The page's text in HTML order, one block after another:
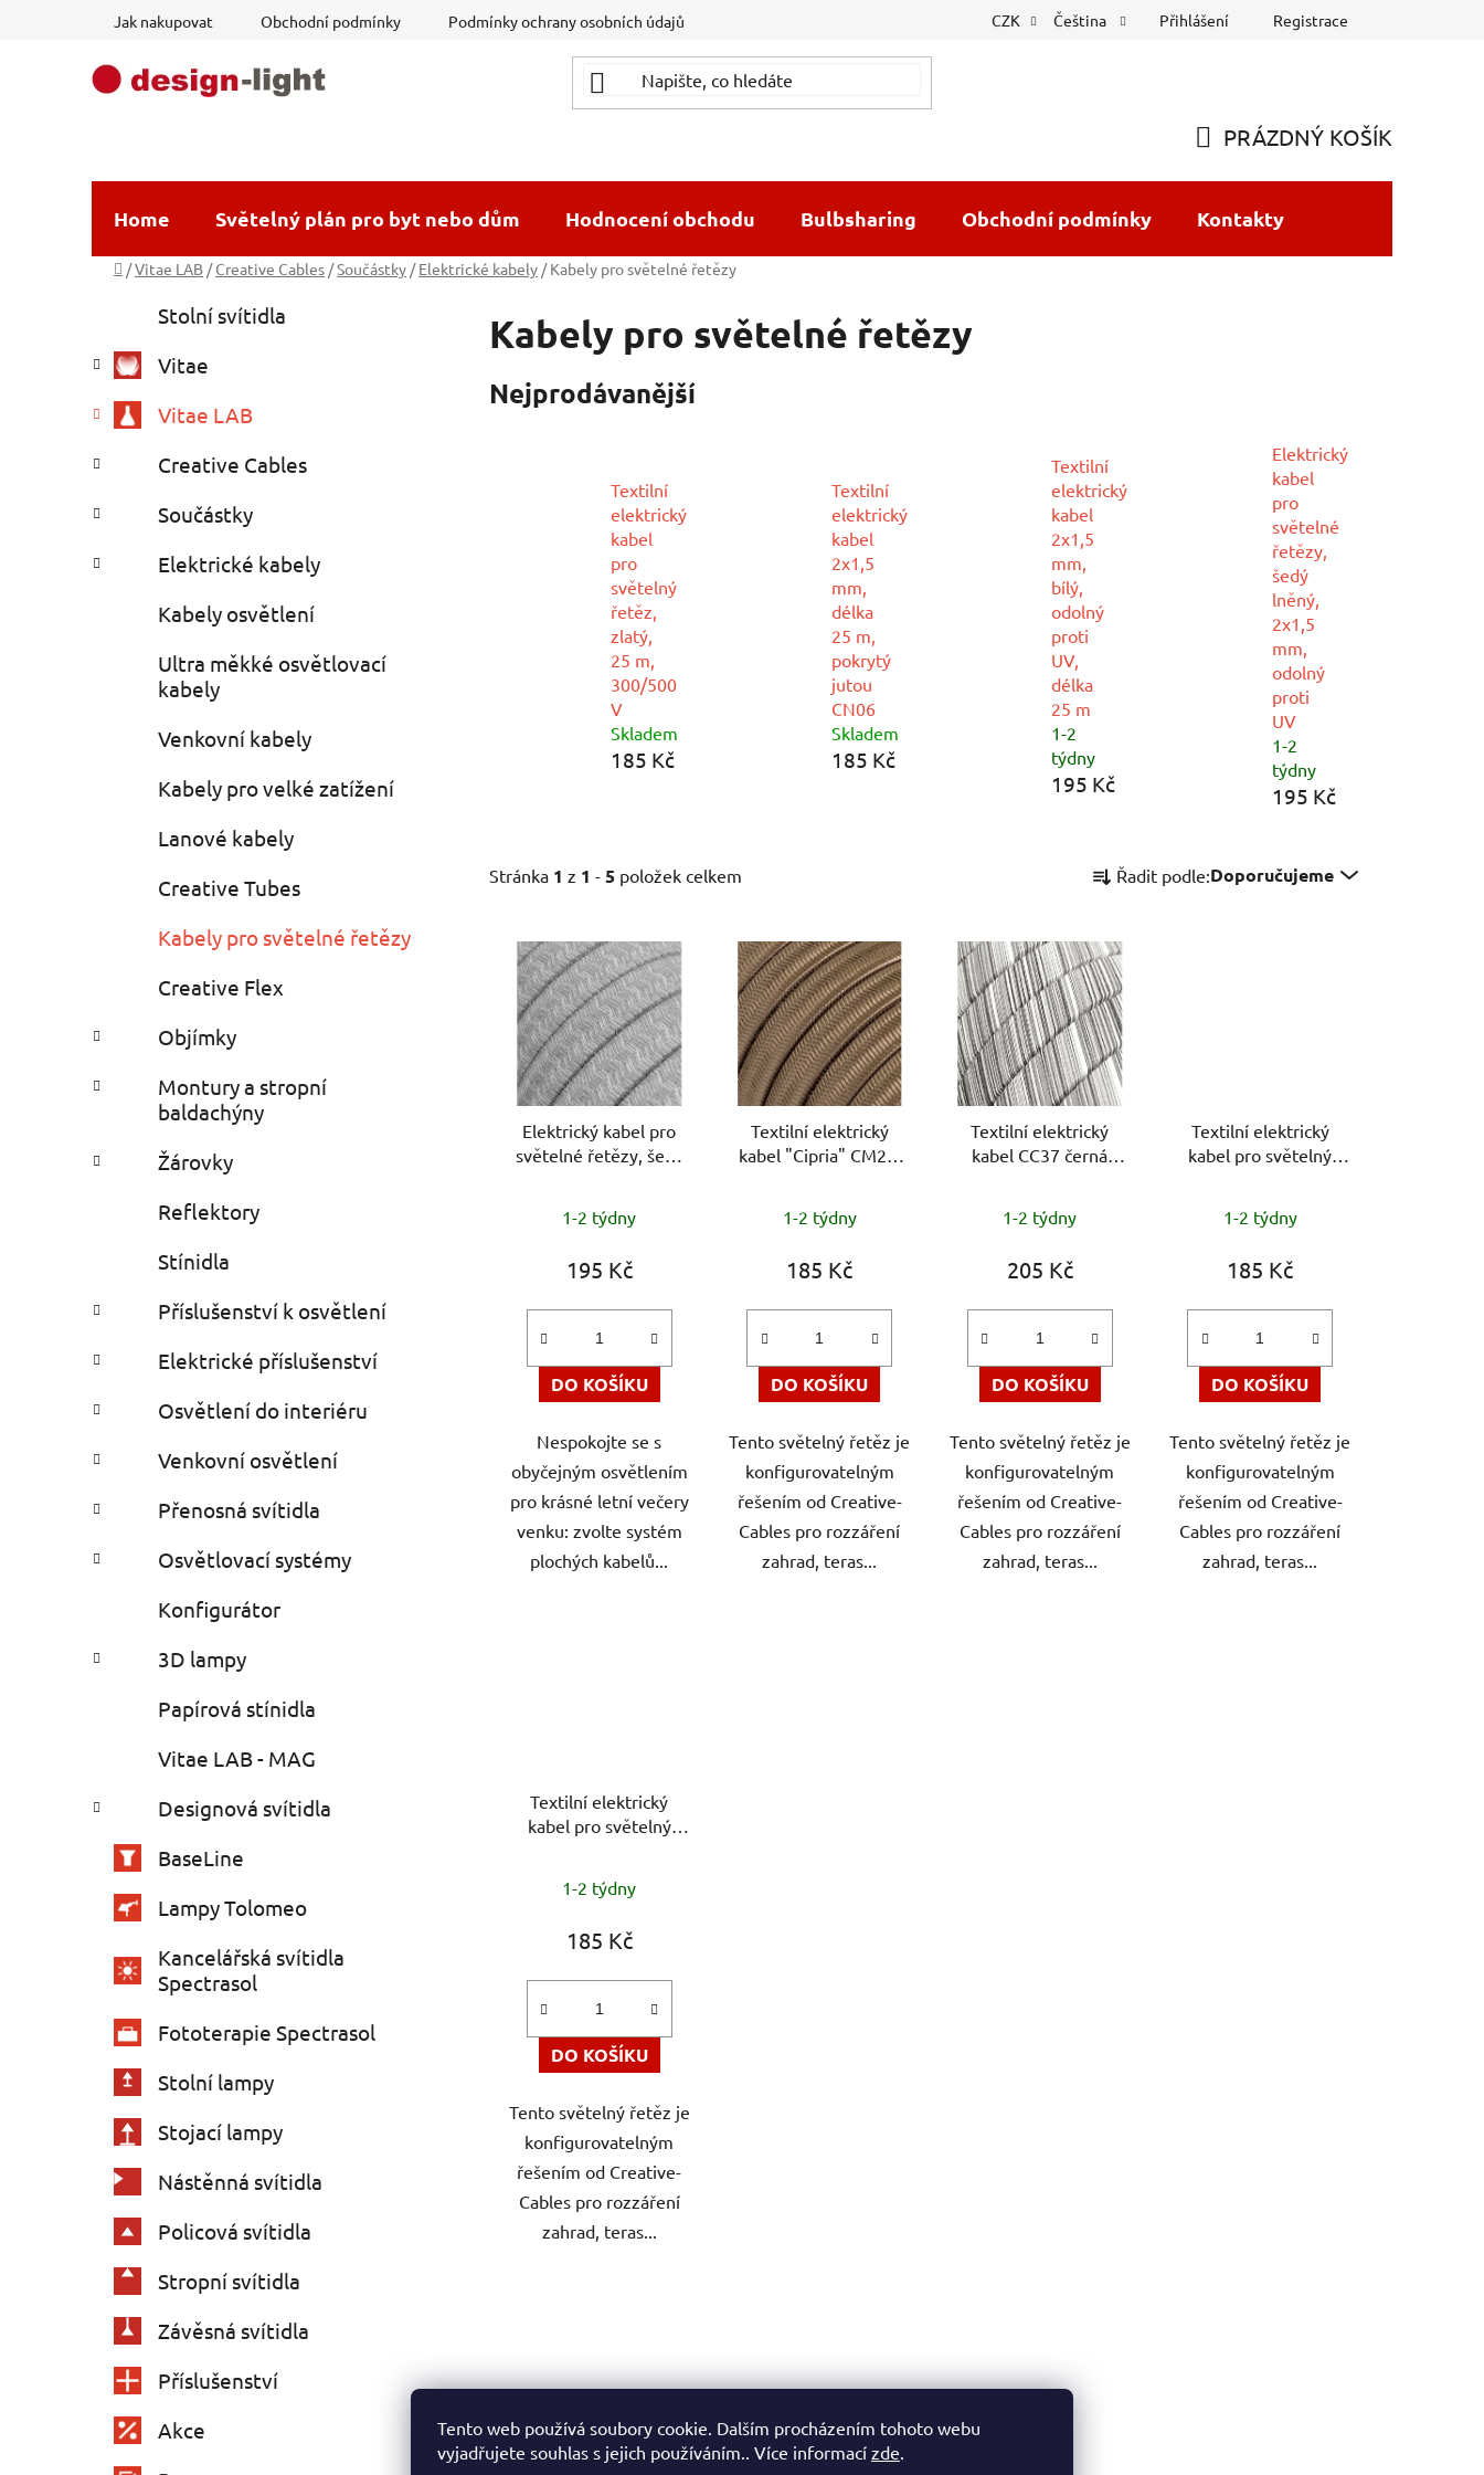
Tento web používá soubory cookie. Dalším procházením tohoto webu
vyjadřujete souhlas s jejich používáním.. Více informací zde.
Jak nakupovat Obchodní podmínky Podmínky ochrany osobních údajů CZK Čeština Přihlášení Registrace
KOŠÍK
PRÁZDNÝ KOŠÍK
Home Světelný plán pro byt nebo dům Hodnocení obchodu Bulbsharing Obchodní podmínky Kontakty
Domů
/Vitae LAB / Creative Cables /Součástky / Elektrické kabely / Kabely pro světelné řetězy
s
r
n
n
p
kategorie
e
o
i
Stolní svítidla
Vitae
Vitae LAB
Creative Cables
Součástky
Elektrické kabely
Kabely osvětlení
Ultra měkké osvětlovací
kabely
Venkovní kabely
Kabely pro velké zatížení
Lanové kabely
Creative Tubes
Kabely pro světelné řetězy
Creative Flex
Objímky
Montury a stropní
baldachýny
Žárovky
Reflektory
Stínidla
Příslušenství k osvětlení
Elektrické příslušenství
Osvětlení do interiéru
Venkovní osvětlení
Přenosná svítidla
Osvětlovací systémy
Konfigurátor
3D lampy
Papírová stínidla
Vitae LAB - MAG
Designová svítidla
BaseLine
Lampy Tolomeo
Kancelářská svítidla
Spectrasol
Fototerapie Spectrasol
Stolní lampy
Stojací lampy
Nástěnná svítidla
Policová svítidla
Stropní svítidla
Závěsná svítidla
Příslušenství
Akce
Kabely pro světelné řetězy
Nejprodávanější
Textilní
elektrický
kabel
pro
světelný
řetěz,
zlatý,
25 m,
300/500
V
Skladem
185 Kč
Textilní
elektrický
kabel
2x1,5
mm,
délka
25 m,
pokrytý
jutou
CN06
Skladem
185 Kč
Textilní
elektrický
kabel
2x1,5
mm,
bílý,
odolný
proti
UV,
délka
25 m
1-2
týdny
195 Kč
Elektrický
kabel
pro
světelné
řetězy,
šedý
lněný,
2x1,5
mm,
odolný
proti
UV
1-2
týdny
195 Kč
Stránka 1 z 1 - 5 položek celkem
a
e
n
í
p
r
o
d
u
k
Řadit podle:Doporučujeme
Elektrický kabel pro
světelné řetězy, šedý
1-2 týdny
195 Kč
DO KOŠÍKU
Nespokojte se s
obyčejným osvětlením
pro krásné letní večery
venku: zvolte systém
plochých kabelů...
Textilní elektrický
kabel "Cipria" CM27,
1-2 týdny
185 Kč
DO KOŠÍKU
Tento světelný řetěz je
konfigurovatelným
řešením od Creative-
Cables pro rozzáření
zahrad, teras...
Textilní elektrický
kabel CC37 černá
1-2 týdny
205 Kč
DO KOŠÍKU
Tento světelný řetěz je
konfigurovatelným
řešením od Creative-
Cables pro rozzáření
zahrad, teras...
Textilní elektrický
kabel pro světelný
1-2 týdny
185 Kč
DO KOŠÍKU
Tento světelný řetěz je
konfigurovatelným
řešením od Creative-
Cables pro rozzáření
zahrad, teras...
Textilní elektrický
kabel pro světelný
1-2 týdny
185 Kč
DO KOŠÍKU
Tento světelný řetěz je
konfigurovatelným
řešením od Creative-
Cables pro rozzáření
zahrad, teras...
á
a